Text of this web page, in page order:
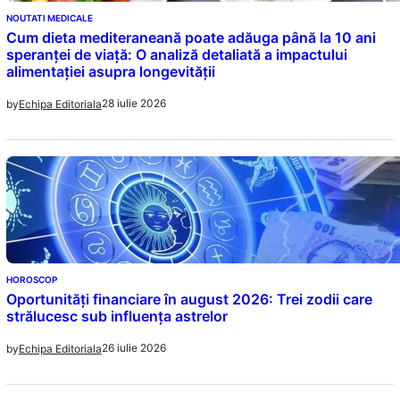
NOUTATI MEDICALE
Cum dieta mediteraneană poate adăuga până la 10 ani
speranței de viață: O analiză detaliată a impactului
alimentației asupra longevității
byEchipa Editoriala28 iulie 2026
HOROSCOP
Oportunități financiare în august 2026: Trei zodii care
strălucesc sub influența astrelor
byEchipa Editoriala26 iulie 2026